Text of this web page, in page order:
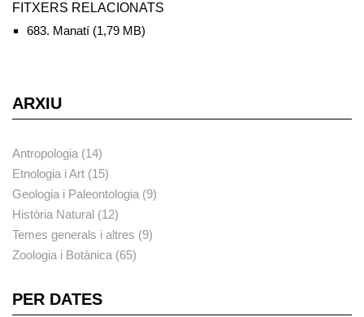
FITXERS RELACIONATS
683. Manatí (1,79 MB)
ARXIU
Antropologia (14)
Etnologia i Art (15)
Geologia i Paleontologia (9)
Història Natural (12)
Temes generals i altres (9)
Zoologia i Botànica (65)
PER DATES